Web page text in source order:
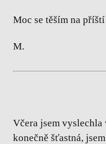
Moc se těším na
M.
Včera jsem
konečně šťastná,